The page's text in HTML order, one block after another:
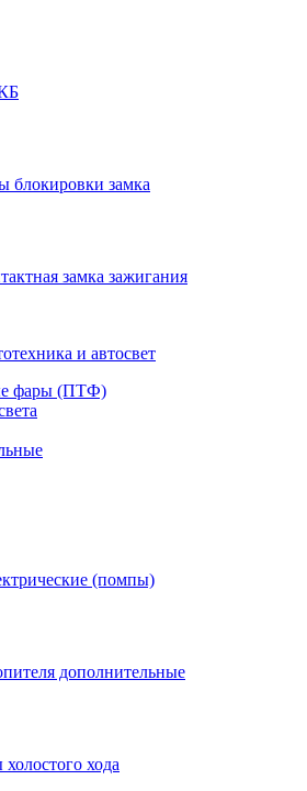
блокировки замка
замка зажигания
и автосвет
фары (ПТФ)
(помпы)
дополнительные
холостого хода